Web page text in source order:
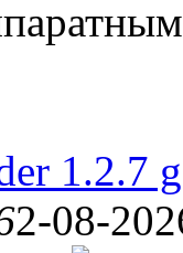
1.2.7
2-08-